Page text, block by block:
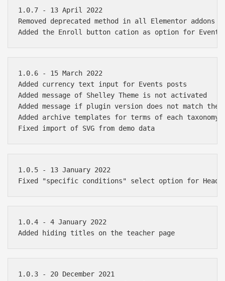
1.0.7 - 13 April 2022
Removed deprecated method in all Elementor addons
1.0.6 - 15 March 2022
Added currency text input for Events posts
Added message of Shelley Theme is not activated
Added message if plugin version does not match
Added archive templates for terms of each taxonomy
1.0.5 - 13 January 2022
1.0.4 - 4 January 2022
1.0.3 - 20 December 2021